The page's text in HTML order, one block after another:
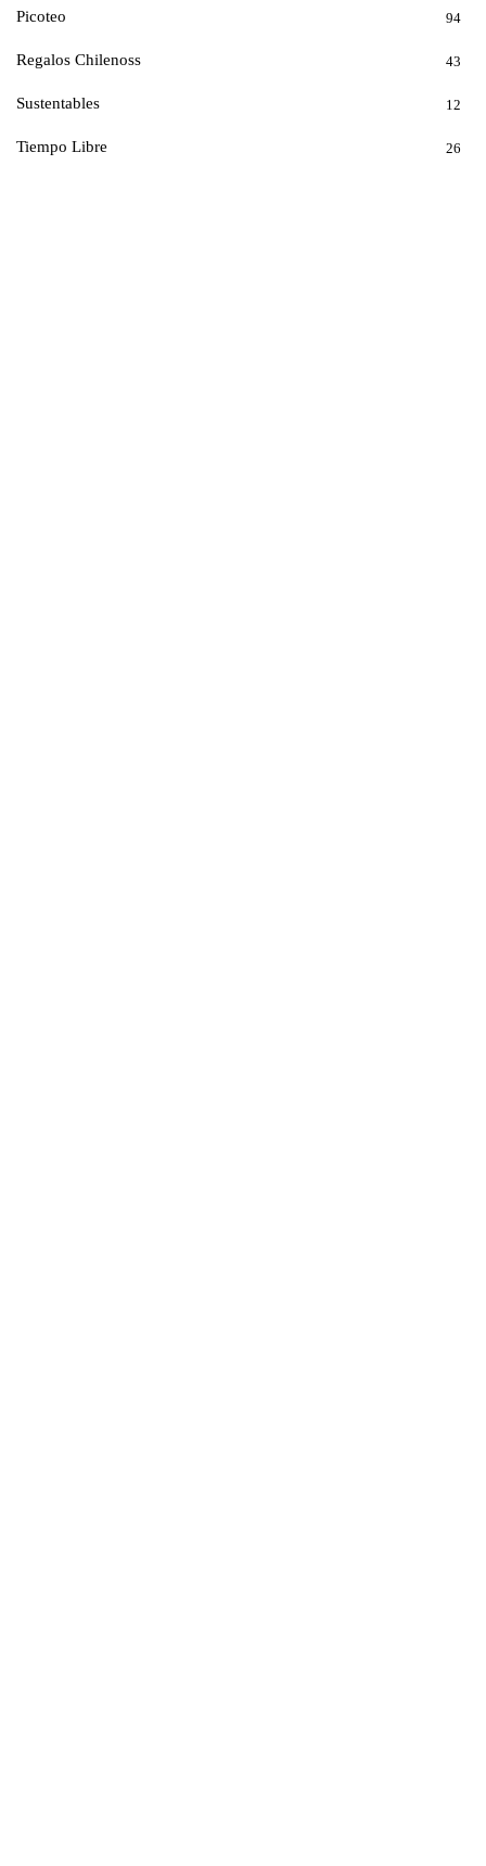
Picoteo 94
Regalos Chilenoss 43
Sustentables 12
Tiempo Libre 26